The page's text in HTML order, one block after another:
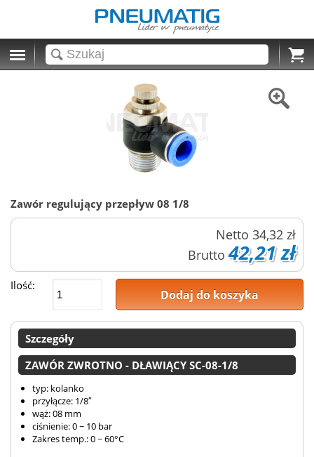
Cart
Zawór regulujący przepływ 08 1/8
Netto 34,32 zł
Brutto 42,21 zł
Ilość:
Dodaj do koszyka
Szczegóły
ZAWÓR ZWROTNO - DŁAWIĄCY SC-08-1/8
typ: kolanko
przyłącze: 1/8″
wąż: 08 mm
ciśnienie: 0 ~ 10 bar
Zakres temp.: 0 ~ 60°C